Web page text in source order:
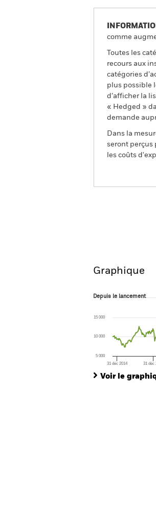
comme
Toutes les
recours aux
catégories
plus possible
d’afficher la
« Hedged »
demande
Dans la
seront perçus
les coûts
Graphique
Depuis le lancement
The chart has 1 X
The chart has 1 Y
Depuis le lancement
31 déc 2014 31 déc
5 000
10 000
15 000
Voir le